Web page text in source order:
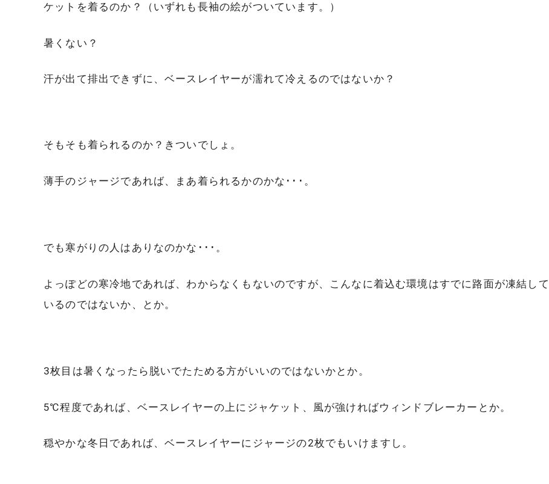
ケットを着るのか？（いずれも長袖の絵がついています。）
暑くない？
汗が出て排出できずに、ベースレイヤーが濡れて冷えるのではないか？
そもそも着られるのか？きついでしょ。
薄手のジャージであれば、まあ着られるかのかな･･･。
でも寒がりの人はありなのかな･･･。
よっぽどの寒冷地であれば、わからなくもないのですが、こんなに着込む環境はすでに路面が凍結して
いるのではないか、とか。
3枚目は暑くなったら脱いでたためる方がいいのではないかとか。
5℃程度であれば、ベースレイヤーの上にジャケット、風が強ければウィンドブレーカーとか。
穏やかな冬日であれば、ベースレイヤーにジャージの2枚でもいけますし。